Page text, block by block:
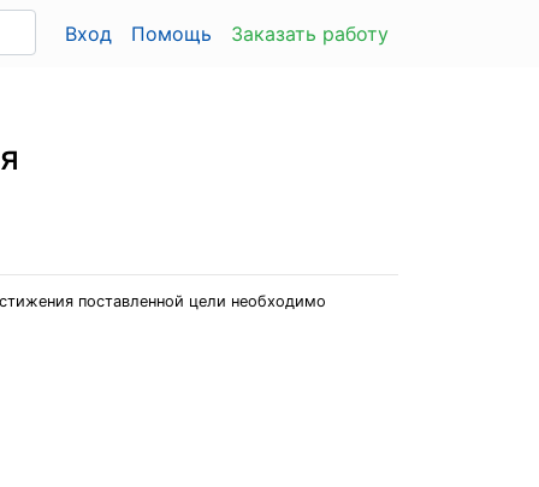
Вход Помощь Заказать работу
поставленной цели необходимо